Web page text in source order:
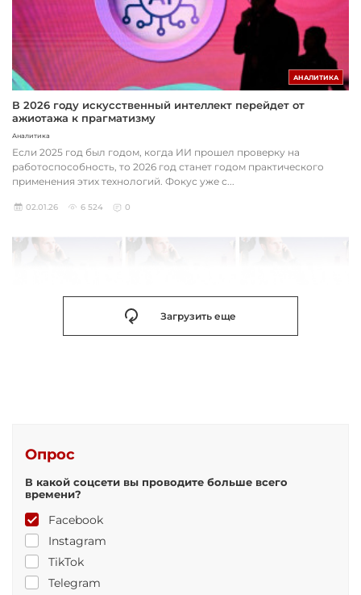
АНАЛИТИКА
В 2026 году искусственный интеллект перейдет от
ажиотажа к прагматизму
Аналитика
Если 2025 год был годом, когда ИИ прошел проверку на
работоспособность, то 2026 год станет годом практического
применения этих технологий. Фокус уже с...
02.01.26 6 524 0
Загрузить еще
Опрос
В какой соцсети вы проводите больше всего
времени?
Facebook
Instagram
TikTok
Telegram